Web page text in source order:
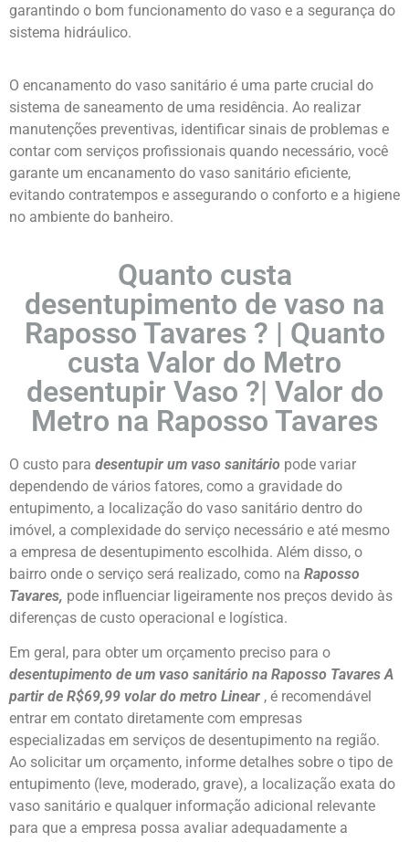
garantindo o bom funcionamento do vaso e a segurança do
sistema hidráulico.
O encanamento do vaso sanitário é uma parte crucial do
sistema de saneamento de uma residência. Ao realizar
manutenções preventivas, identificar sinais de problemas e
contar com serviços profissionais quando necessário, você
garante um encanamento do vaso sanitário eficiente,
evitando contratempos e assegurando o conforto e a higiene
no ambiente do banheiro.
Quanto custa
desentupimento de vaso na
Raposso Tavares ? | Quanto
custa Valor do Metro
desentupir Vaso ?| Valor do
Metro na Raposso Tavares
O custo para desentupir um vaso sanitário pode variar
dependendo de vários fatores, como a gravidade do
entupimento, a localização do vaso sanitário dentro do
imóvel, a complexidade do serviço necessário e até mesmo
a empresa de desentupimento escolhida. Além disso, o
bairro onde o serviço será realizado, como na Raposso
Tavares, pode influenciar ligeiramente nos preços devido às
diferenças de custo operacional e logística.
Em geral, para obter um orçamento preciso para o
desentupimento de um vaso sanitário na Raposso TavaresA
partir de R$69,99 volar do metro Linear , é recomendável
entrar em contato diretamente com empresas
especializadas em serviços de desentupimento na região.
Ao solicitar um orçamento, informe detalhes sobre o tipo de
entupimento (leve, moderado, grave), a localização exata do
vaso sanitário e qualquer informação adicional relevante
para que a empresa possa avaliar adequadamente a